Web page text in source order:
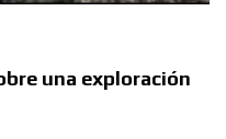
una exploración